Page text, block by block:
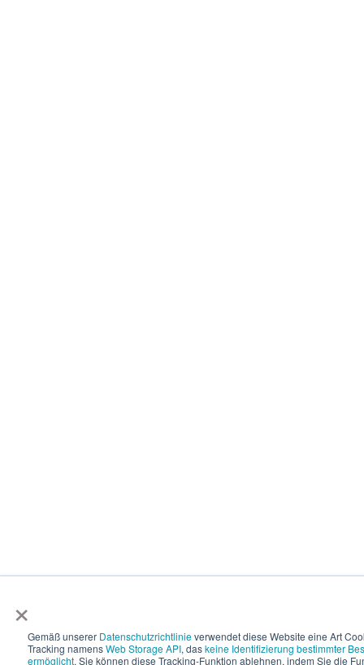
×
Gemäß unserer Datenschutzrichtlinieverwendet diese Website eine Art
Tracking namensWeb Storage API, daskeine Identifizierung bestimmter
ermöglicht. Sie können diese Tracking-Funktion ablehnen, indem Sie die